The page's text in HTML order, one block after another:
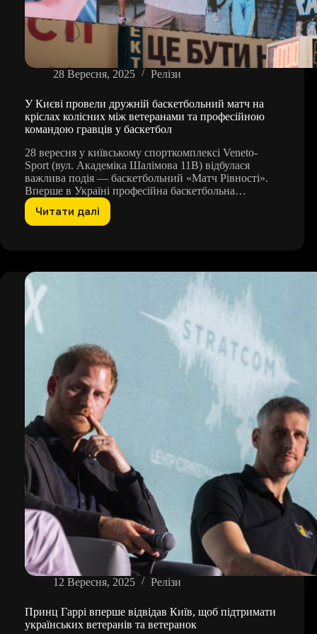
28 Вересня, 2025 Релізи
У Києві провели дружній баскетбольний матч на
кріслах колісних між ветеранами та професійною
командою гравців у баскетбол
28 вересня у київському спорткомплексі Veneto-
Sport (вул. Академіка Шалімова 11В) відбулася
важлива подія — баскетбольний «Матч Рівності».
Вперше в Україні професійна баскетбольна…
Читати далі
У
баскетбольний
між
ветеранами
та
професійною
командою
гравців
у
баскетбол
12 Вересня, 2025 Релізи
Принц Гаррі вперше відвідав Київ, щоб підтримати
українських ветеранів та ветеранок